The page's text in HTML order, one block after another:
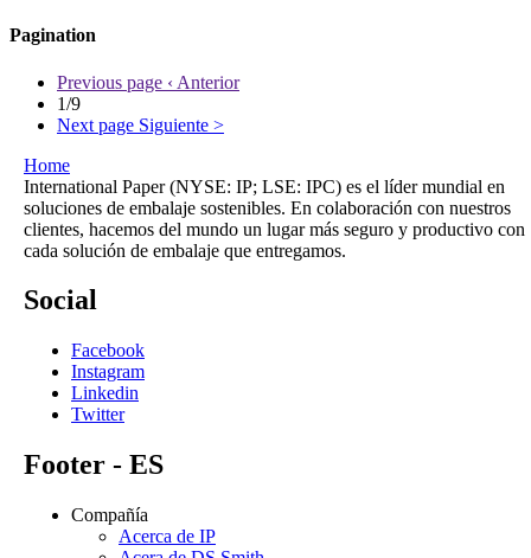
Pagination
Previous page ‹ Anterior
1/9
Next page Siguiente >
Home
International Paper (NYSE: IP; LSE: IPC) es el líder mundial en
soluciones de embalaje sostenibles. En colaboración con nuestros
clientes, hacemos del mundo un lugar más seguro y productivo con
cada solución de embalaje que entregamos.
Social
Facebook
Instagram
Linkedin
Twitter
Footer - ES
Compañía
Acerca de IP